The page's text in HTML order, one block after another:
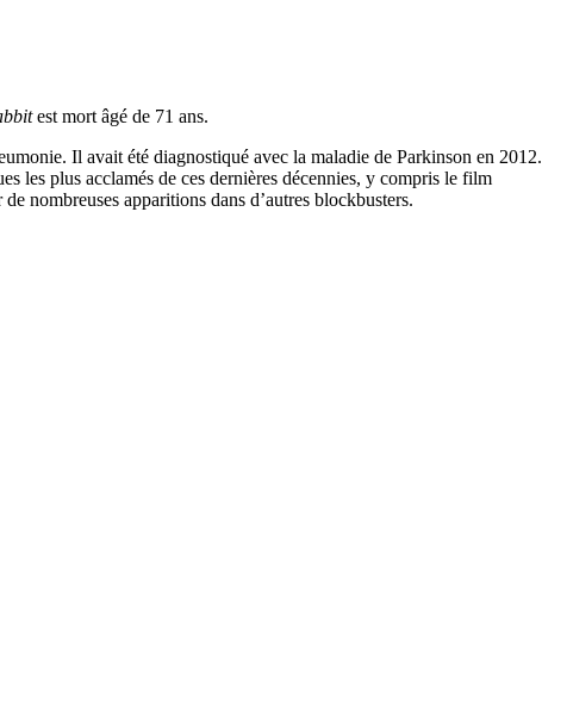
est mort âgé de 71 ans.
Il avait été diagnostiqué avec la maladie de Parkinson en 2012.
les plus acclamés de ces dernières décennies, y compris le film
de nombreuses apparitions dans d’autres blockbusters.